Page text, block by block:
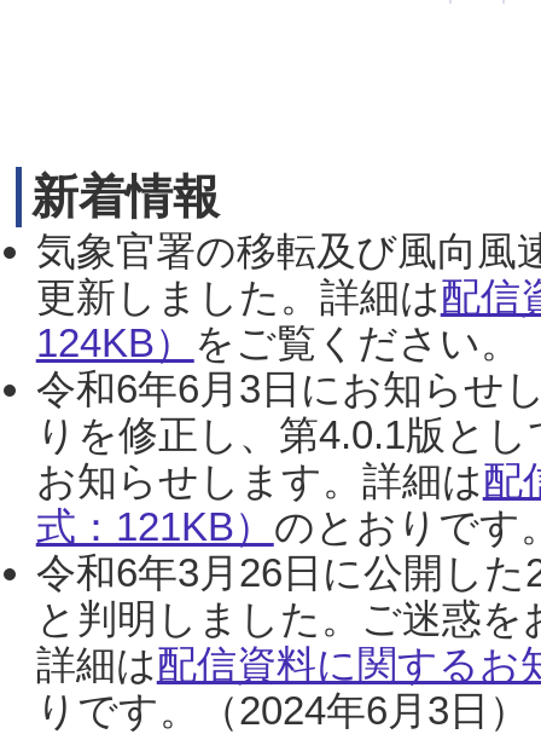
新着情報
気象官署の移転及び風向風
更新しました。詳細は配信
124KB） をご覧ください。
令和6年6月3日にお知らせ
りを修正し、第4.0.1版と
お知らせします。詳細は配
式：121KB） のとおりです
令和6年3月26日に公開し
と判明しました。ご迷惑
詳細は配信資料に関するお
りです。（2024年6月3日）